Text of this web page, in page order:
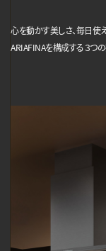
心を動かす美しさ、毎日使
ARIAFINAを構成する３つの